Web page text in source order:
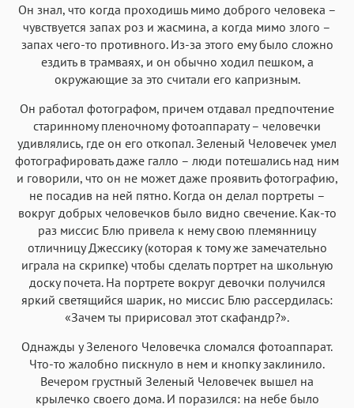
Он знал, что когда проходишь мимо доброго человека –
чувствуется запах роз и жасмина, а когда мимо злого –
запах чего-то противного. Из-за этого ему было сложно
ездить в трамваях, и он обычно ходил пешком, а
окружающие за это считали его капризным.
Он работал фотографом, причем отдавал предпочтение
старинному пленочному фотоаппарату – человечки
удивлялись, где он его откопал. Зеленый Человечек умел
фотографировать даже галло – люди потешались над ним
и говорили, что он не может даже проявить фотографию,
не посадив на ней пятно. Когда он делал портреты –
вокруг добрых человечков было видно свечение. Как-то
раз миссис Блю привела к нему свою племянницу
отличницу Джессику (которая к тому же замечательно
играла на скрипке) чтобы сделать портрет на школьную
доску почета. На портрете вокруг девочки получился
яркий светящийся шарик, но миссис Блю рассердилась:
«Зачем ты пририсовал этот скафандр?».
Однажды у Зеленого Человечка сломался фотоаппарат.
Что-то жалобно пискнуло в нем и кнопку заклинило.
Вечером грустный Зеленый Человечек вышел на
крылечко своего дома. И поразился: на небе было